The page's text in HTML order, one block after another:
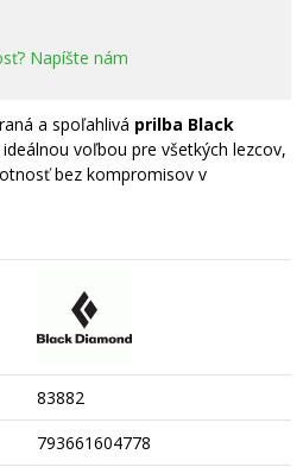
Napíšte nám
a spoľahlivá prilba Black
ideálnou voľbou pre všetkých lezcov,
bez kompromisov v
83882
793661604778